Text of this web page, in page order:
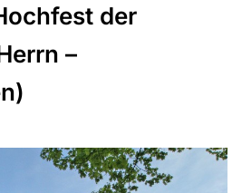
der
–